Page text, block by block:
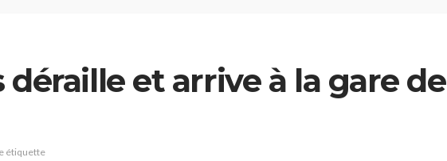
déraille et arrive à la gare de
étiquette